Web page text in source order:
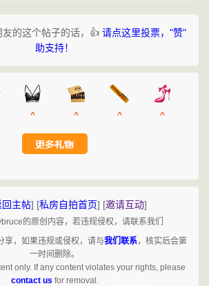
的这个帖子的话，👍 请点这里投票，"赞"
助支持！
^ ^ ^ ^
回主帖] [私房自拍首页] [邀请互动]
的原创内容，若违规侵权，请联系我们
享，如果违规或侵权，请与我们联系，核实后会第
一时间删除。
only. If any content violates your rights, please
contact us for removal.